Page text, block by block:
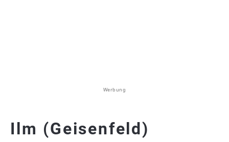
Werbung
Ilm (Geisenfeld)